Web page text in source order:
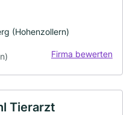
(Hohenzollern)
Firma bewerten
Tierarzt